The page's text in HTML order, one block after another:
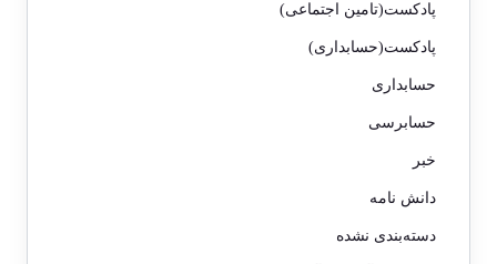
پادکست(تامین اجتماعی)
پادکست(حسابداری)
حسابداری
حسابرسی
خبر
دانش نامه
دسته‌بندی نشده